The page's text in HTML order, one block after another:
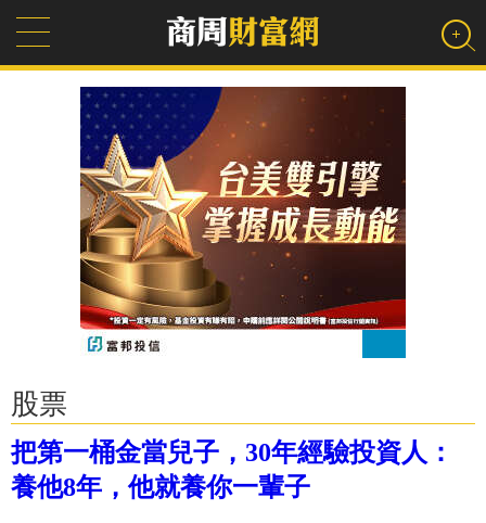
股票
把第一桶金當兒子，30年經驗投資人：
養他8年，他就養你一輩子